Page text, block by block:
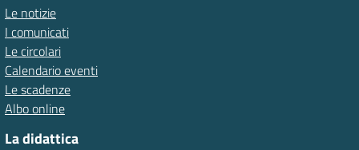
Le notizie
I comunicati
Le circolari
Calendario eventi
Le scadenze
Albo online
La didattica